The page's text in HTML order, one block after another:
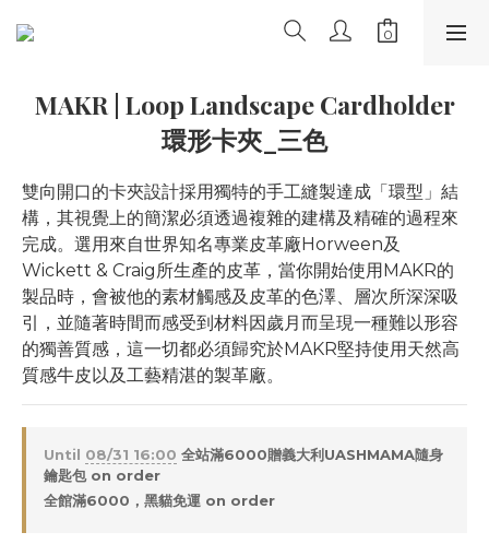
MAKR | Loop Landscape Cardholder
環形卡夾_三色
雙向開口的卡夾設計採用獨特的手工縫製達成「環型」結
構，其視覺上的簡潔必須透過複雜的建構及精確的過程來
完成。選用來自世界知名專業皮革廠Horween及
Wickett & Craig所生產的皮革，當你開始使用MAKR的
製品時，會被他的素材觸感及皮革的色澤、層次所深深吸
引，並隨著時間而感受到材料因歲月而呈現一種難以形容
的獨善質感，這一切都必須歸究於MAKR堅持使用天然高
質感牛皮以及工藝精湛的製革廠。
Until 08/31 16:00 全站滿6000贈義大利UASHMAMA隨身
鑰匙包 on order
全館滿6000，黑貓免運 on order